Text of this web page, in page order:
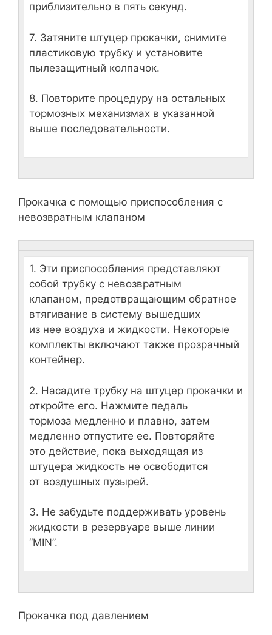
приблизительно в пять секунд.
7. Затяните штуцер прокачки, снимите
пластиковую трубку и установите
пылезащитный колпачок.
8. Повторите процедуру на остальных
тормозных механизмах в указанной
выше последовательности.
Прокачка с помощью приспособления с
невозвратным клапаном
1. Эти приспособления представляют
собой трубку с невозвратным
клапаном, предотвращающим обратное
втягивание в систему вышедших
из нее воздуха и жидкости. Некоторые
комплекты включают также прозрачный
контейнер.
2. Насадите трубку на штуцер прокачки и
откройте его. Нажмите педаль
тормоза медленно и плавно, затем
медленно отпустите ее. Повторяйте
это действие, пока выходящая из
штуцера жидкость не освободится
от воздушных пузырей.
3. Не забудьте поддерживать уровень
жидкости в резервуаре выше линии
“MIN”.
Прокачка под давлением